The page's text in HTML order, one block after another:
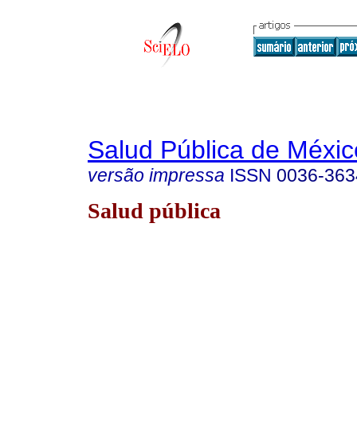
Salud Pública de
versão impressa ISSN 0036-
Salud pública